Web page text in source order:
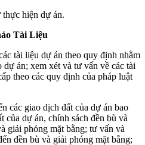
hiện dự án.
Tài Liệu
tài liệu dự án theo quy định nhằm
án; xem xét và tư vấn về các tài
theo các quy định của pháp luật
các giao dịch đất của dự án bao
của dự án, chính sách đền bù và
giải phóng mặt bằng; tư vấn và
đền bù và giải phóng mặt bằng;